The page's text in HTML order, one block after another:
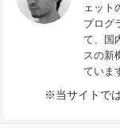
ェット
プログ
て、国
スの新
ていま
※当サイトで